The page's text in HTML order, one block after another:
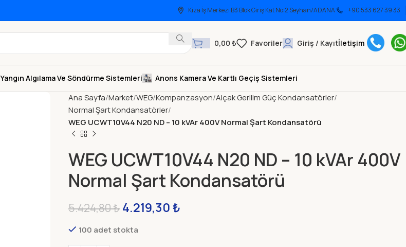
Kiza İş Merkezi B3 Blok Giriş Kat No:2 Seyhan/ADANA +90 533 627 39 33
0,00 ₺ Giriş / Kayıtİletişim
Yangın Algılama Ve Söndürme Sistemleri Anons Kamera Ve Kartlı Geçiş Sistemleri
Ana Sayfa Market WEG Kompanzasyon Alçak Gerilim Güç Kondansatörler
Normal Şart Kondansatörler
WEG UCWT10V44 N20 ND – 10 kVAr 400V Normal Şart Kondansatörü
WEG UCWT10V44 N20 ND – 10 kVAr 400V
Normal Şart Kondansatörü
5.424,80₺ 4.219,30 ₺
100 adet stokta